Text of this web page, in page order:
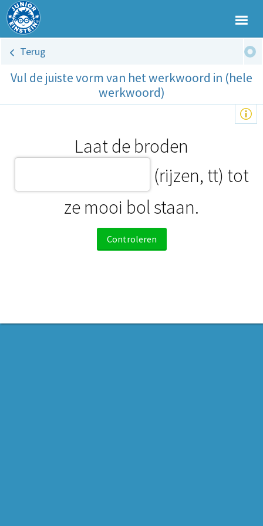
Terug
Vul de juiste vorm van het werkwoord in (hele
werkwoord)
Laat de broden
(rijzen, tt) tot
ze mooi bol staan.